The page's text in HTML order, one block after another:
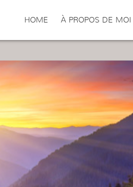
HOME À PROPOS DE MOI